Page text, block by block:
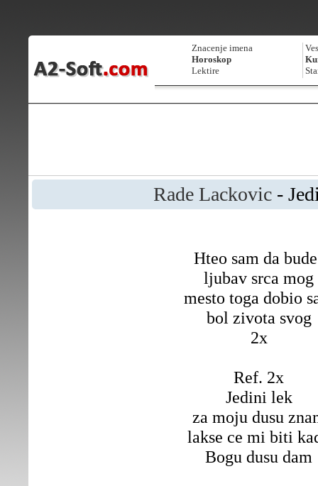
Znacenje imena
Horoskop
Lektire
Rade Lackovic-
Hteo sam da
ljubav srca mog
mesto toga dobio
bol zivota svog
2x
Ref. 2x
Jedini lek
za moju dusu
lakse ce mi biti
Bogu dusu dam